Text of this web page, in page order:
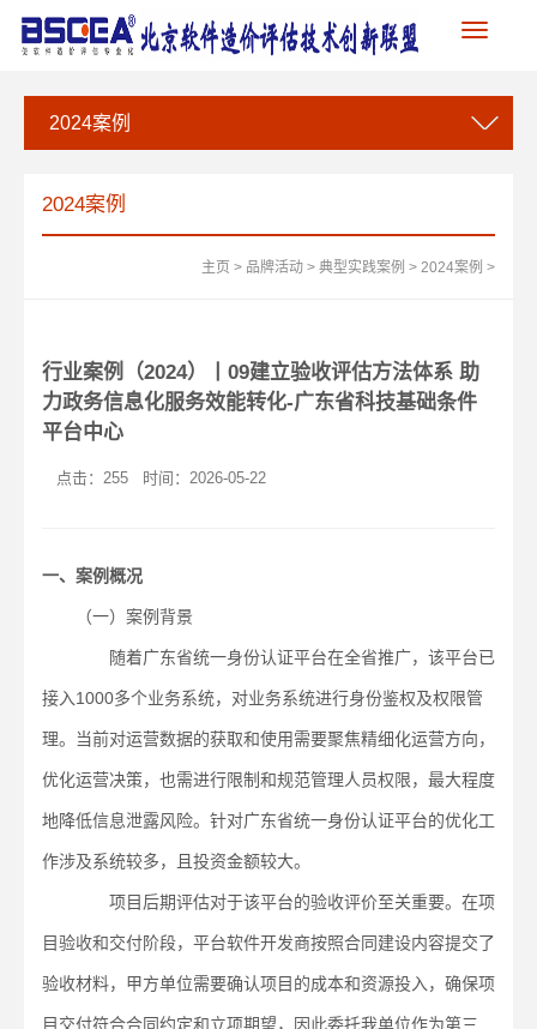
Toggle
navigation
2024案例
2024案例
主页 > 品牌活动 > 典型实践案例 > 2024案例 >
行业案例（2024）丨09建立验收评估方法体系 助
力政务信息化服务效能转化-广东省科技基础条件
平台中心
点击： 255 时间：2026-05-22
一、案例概况
（一）案例背景
随着广东省统一身份认证平台在全省推广，该平台已
接入1000多个业务系统，对业务系统进行身份鉴权及权限管
理。当前对运营数据的获取和使用需要聚焦精细化运营方向，
优化运营决策，也需进行限制和规范管理人员权限，最大程度
地降低信息泄露风险。针对广东省统一身份认证平台的优化工
作涉及系统较多，且投资金额较大。
项目后期评估对于该平台的验收评价至关重要。在项
目验收和交付阶段，平台软件开发商按照合同建设内容提交了
验收材料，甲方单位需要确认项目的成本和资源投入，确保项
目交付符合合同约定和立项期望，因此委托我单位作为第三